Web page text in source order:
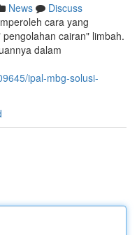
News
Discuss
cara yang
cairan" limbah.
dalam
ipal-mbg-solusi-